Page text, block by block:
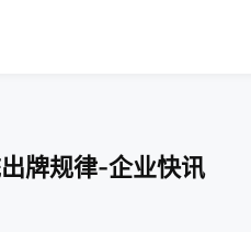
牌规律-企业快讯